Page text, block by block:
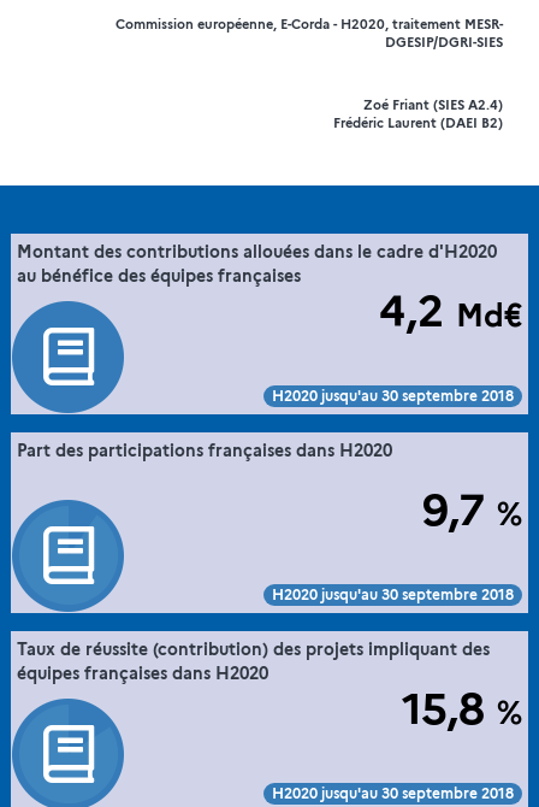
Commission européenne, E-Corda - H2020, traitement MESR-
DGESIP/DGRI-SIES
Zoé Friant (SIES A2.4)
Frédéric Laurent (DAEI B2)
Montant des contributions allouées dans le cadre d'H2020
au bénéfice des équipes françaises
4,2 Md€
H2020 jusqu'au 30 septembre 2018
Voir :
Intégrer :
Partager :
Extrait de la fiche "
28. la France dans l'espace européen de la
recherche via sa participation à Horizon 2020
".
Source :
Commission européenne, E-Corda -H2020 projects and
participants database (30/10/2015), traitement MESR-DGESIP/DGRI-
Part des participations françaises dans H2020
9,7 %
H2020 jusqu'au 30 septembre 2018
Voir :
Intégrer :
Partager :
Extrait de la fiche "
28. la France dans l'espace européen de la
Source :
Commission européenne, E-Corda -H2020 projects and
participants database (30/10/2015), traitement MESR-DGESIP/DGRI-
Taux de réussite (contribution) des projets impliquant des
équipes françaises dans H2020
15,8 %
H2020 jusqu'au 30 septembre 2018
Voir :
Intégrer :
Partager :
Extrait de la fiche "
28. la France dans l'espace européen de la
recherche via sa participation à Horizon 2020
".
Source :
Commission européenne, E-Corda -H2020 projects and
participants database (30/10/2015), traitement MESR-DGESIP/DGRI-